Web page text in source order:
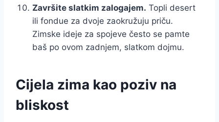
Završite slatkim zalogajem. Topli desert
ili fondue za dvoje zaokružuju priču.
Zimske ideje za spojeve često se pamte
baš po ovom zadnjem, slatkom dojmu.
Cijela zima kao poziv na
bliskost